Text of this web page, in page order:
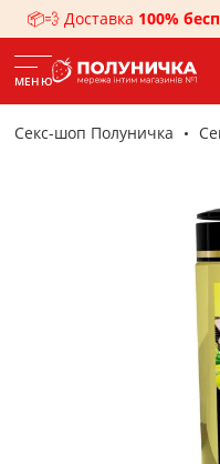
📦💨 Доставка 100%
МЕНЮ
Секс-шоп Полуничка